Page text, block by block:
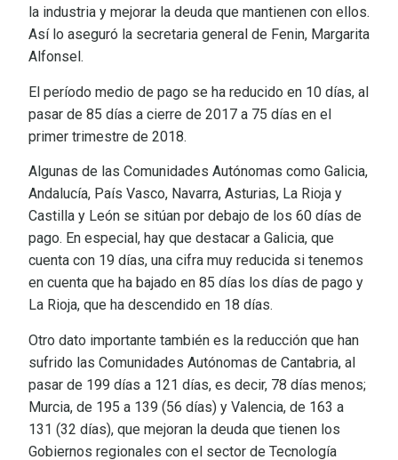
la industria y mejorar la deuda que mantienen con ellos.
Así lo aseguró la secretaria general de Fenin, Margarita
Alfonsel.
El período medio de pago se ha reducido en 10 días, al
pasar de 85 días a cierre de 2017 a 75 días en el
primer trimestre de 2018.
Algunas de las Comunidades Autónomas como Galicia,
Andalucía, País Vasco, Navarra, Asturias, La Rioja y
Castilla y León se sitúan por debajo de los 60 días de
pago. En especial, hay que destacar a Galicia, que
cuenta con 19 días, una cifra muy reducida si tenemos
en cuenta que ha bajado en 85 días los días de pago y
La Rioja, que ha descendido en 18 días.
Otro dato importante también es la reducción que han
sufrido las Comunidades Autónomas de Cantabria, al
pasar de 199 días a 121 días, es decir, 78 días menos;
Murcia, de 195 a 139 (56 días) y Valencia, de 163 a
131 (32 días), que mejoran la deuda que tienen los
Gobiernos regionales con el sector de Tecnología